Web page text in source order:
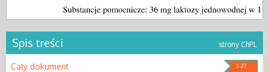
Spis treści strony ChPL
Cały dokument 1-27